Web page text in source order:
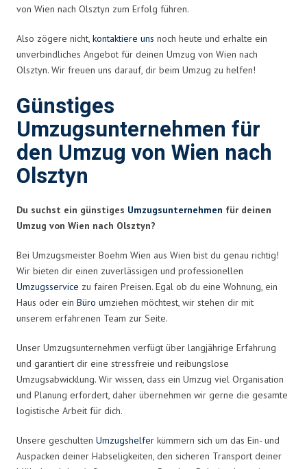
von Wien nach Olsztyn zum Erfolg führen.
Also zögere nicht, kontaktiere uns noch heute und erhalte ein
unverbindliches Angebot für deinen Umzug von Wien nach
Olsztyn. Wir freuen uns darauf, dir beim Umzug zu helfen!
Günstiges
Umzugsunternehmen für
den Umzug von Wien nach
Olsztyn
Du suchst ein günstiges Umzugsunternehmen für deinen
Umzug von Wien nach Olsztyn?
Bei Umzugsmeister Boehm Wien aus Wien bist du genau richtig!
Wir bieten dir einen zuverlässigen und professionellen
Umzugsservice zu fairen Preisen. Egal ob du eine Wohnung, ein
Haus oder ein Büro umziehen möchtest, wir stehen dir mit
unserem erfahrenen Team zur Seite.
Unser Umzugsunternehmen verfügt über langjährige Erfahrung
und garantiert dir eine stressfreie und reibungslose
Umzugsabwicklung. Wir wissen, dass ein Umzug viel Organisation
und Planung erfordert, daher übernehmen wir gerne die gesamte
logistische Arbeit für dich.
Unsere geschulten Umzugshelfer kümmern sich um das Ein- und
Auspacken deiner Habseligkeiten, den sicheren Transport deiner